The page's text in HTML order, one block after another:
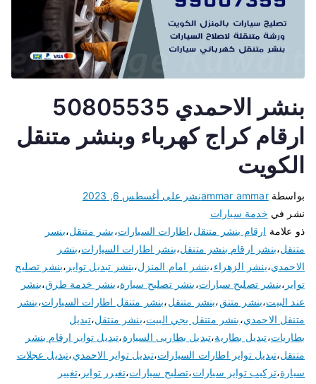
بنشر الاحمدي 50805535
ارقام كراج كهرباء وبنشر متنقل
الكويت
بواسطةammar ammarنشر على أغسطس 6, 2023
نشر في خدمة سيارات
ذو علامة ارقام بنشر متنقل،اطارات السيارات،بشر متنقل،بنسر
متنقل،بنشر ارقام بنشر متنقل،بنشر اطارات السيارات،بنشر
الاحمدي،بنشر الزهراء،بنشر امام المنزل،بنشر تبديل تواير ،بنشر تصليح
تواير ،بنشر تصليح سيارات،بنشر تصليح سيارة،بنشر خدمة طرق،بنشر
عند البيت،بنشر متنق،بنشر متنقل،بنشر متنقل اطارات السيارات،بنشر
متنقل الاحمدي،بنشر متنقل يجي البيت،بنشر منتقل،تبديل
بطاريات،تبديل بطارية،تبديل بطاريى السيارة،تبديل تواير ارقام بنشر
متنقل،تبديل تواير اطارات السيارات،تبديل تواير الاحمدي،تبديل عجلات
سيارة،تركيب تواير سيارات،تصليح سيارات،تغيرر تواير ،تغيير